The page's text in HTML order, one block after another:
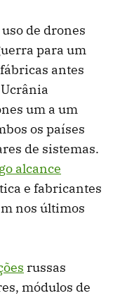
de drones
para um
antes
um a um
os países
de sistemas.
alcance
e fabricantes
nos últimos
russas
módulos de